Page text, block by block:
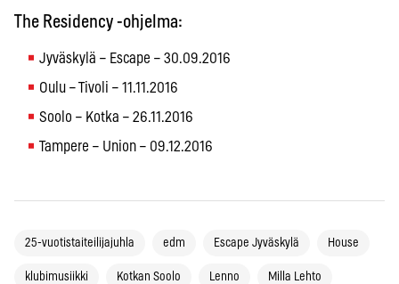
The Residency -ohjelma:
Jyväskylä – Escape – 30.09.2016
Oulu – Tivoli – 11.11.2016
Soolo – Kotka – 26.11.2016
Tampere – Union – 09.12.2016
25-vuotistaiteilijajuhla edm Escape Jyväskylä House
klubimusiikki Kotkan Soolo Lenno Milla Lehto